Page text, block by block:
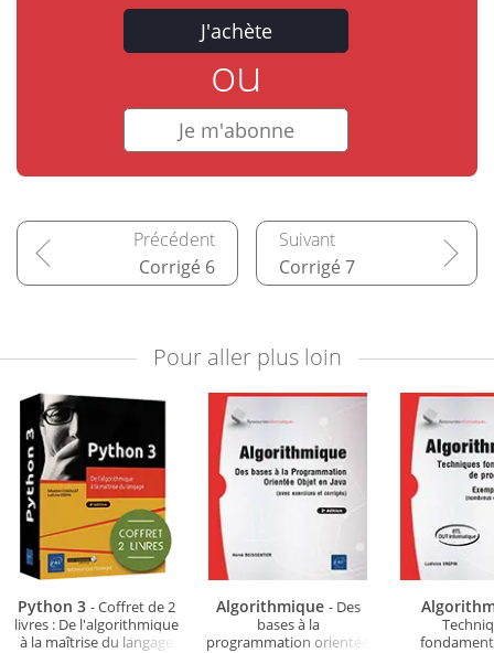
J'achète
ou
Je m'abonne
Corrigé 6 Corrigé 7
Pour aller plus loin
Python 3 - Coffret de 2
livres : De l'algorithmique
à la maîtrise du langage
Algorithmique - Des
bases à la
programmation orientée